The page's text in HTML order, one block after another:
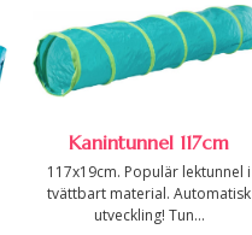
Kanintunnel 117cm
117x19cm. Populär lektunnel i
tvättbart material. Automatisk
utveckling! Tun...